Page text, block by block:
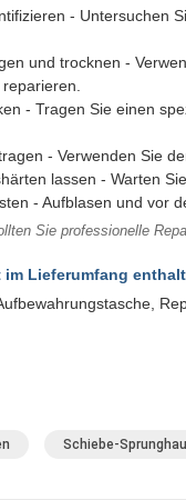
- Untersuchen
und trocknen -
- Tragen Sie einen
- Verwenden Sie
lassen - Warten
- Aufblasen und vor
Sie professionelle
Lieferumfang
Schiebe-